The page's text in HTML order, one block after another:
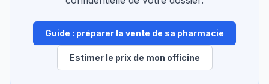
Guide : préparer la vente de sa pharmacie
Estimer le prix de mon officine